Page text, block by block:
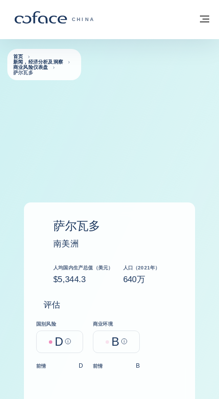
科法斯：携手共创安全贸易 - 首页
CHINA
返回首页
首页
新闻，经济分析及洞察
商业风险仪表盘
萨尔瓦多
萨尔瓦多
南美洲
人均国内生产总值（美元）
$5,344.3
人口（2021年）
640万
评估
国别风险
D Help
商业环境
B Help
前情 D 前情 B